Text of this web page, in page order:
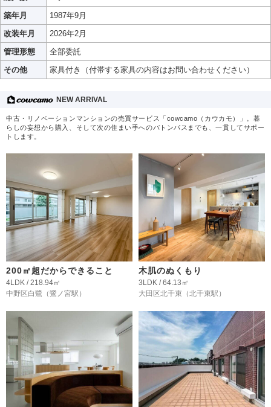
築年月
1987年9月
改装年月
2026年2月
管理形態
全部委託
その他
家具付き（付帯する家具の内容はお問い合わせください）
NEW ARRIVAL
中古・リノベーションマンションの売買サービス「cowcamo（カウカモ）」。暮
らしの妄想から購入、そして次の住まい手へのバトンパスまでも、一貫してサポー
トします。
200㎡超だからできること
4LDK / 218.94㎡
中野区白鷺 （鷺ノ宮駅）
木肌のぬくもり
3LDK / 64.13㎡
大田区北千束 （北千束駅）